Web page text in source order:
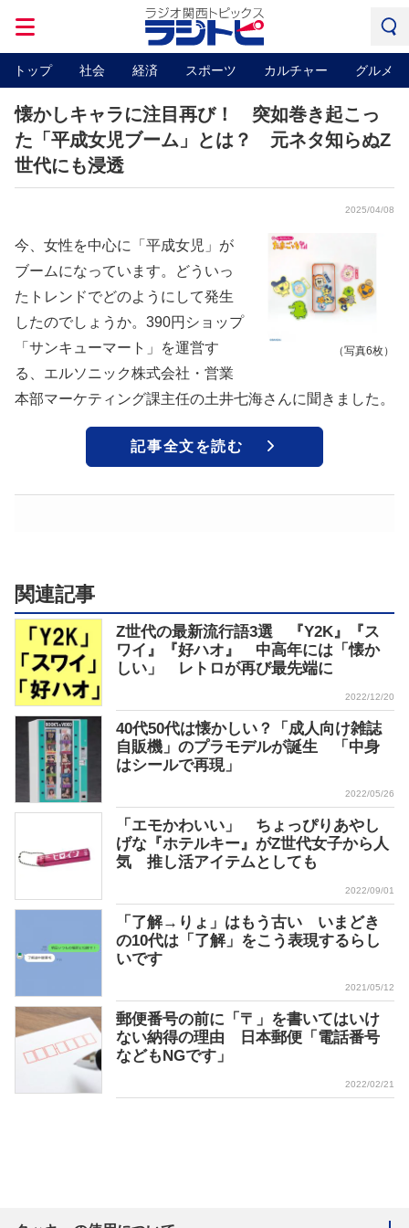
トップ 社会 経済 スポーツ カルチャー グルメ
懐かしキャラに注目再び！ 突如巻き起こっ
た「平成女児ブーム」とは？ 元ネタ知らぬZ
世代にも浸透
2025/04/08
（写真6枚）
今、女性を中心に「平成女児」が
ブームになっています。どういっ
たトレンドでどのようにして発生
したのでしょうか。390円ショップ
「サンキューマート」を運営す
る、エルソニック株式会社・営業
本部マーケティング課主任の土井七海さんに聞きました。
記事全文を読む
関連記事
Z世代の最新流行語3選 『Y2K』『ス
ワイ』『好ハオ』 中高年には「懐か
しい」 レトロが再び最先端に
2022/12/20
40代50代は懐かしい？「成人向け雑誌
自販機」のプラモデルが誕生 「中身
はシールで再現」
2022/05/26
「エモかわいい」 ちょっぴりあやし
げな『ホテルキー』がZ世代女子から人
気 推し活アイテムとしても
2022/09/01
「了解→りょ」はもう古い いまどき
の10代は「了解」をこう表現するらし
いです
2021/05/12
郵便番号の前に「〒」を書いてはいけ
ない納得の理由 日本郵便「電話番号
などもNGです」
2022/02/21